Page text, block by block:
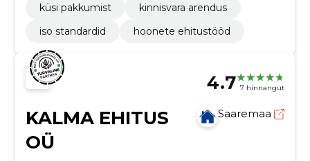
küsi pakkumist
kinnisvara arendus
iso standardid
hoonete ehitustööd
4.7 7 hinnangut
KALMA EHITUS
OÜ
Saaremaa